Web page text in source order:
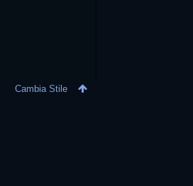
Cambia Stile